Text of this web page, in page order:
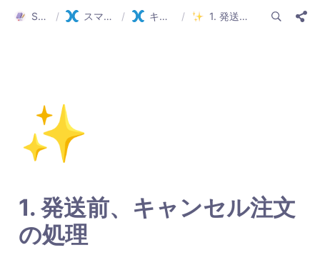
Smartship Guide / スマートシップ ガイド(日本語) / キャンセル/交換/返品 / 1. 発送前、キャンセル注文の処理
✨
1. 発送前、キャンセル注文
の処理